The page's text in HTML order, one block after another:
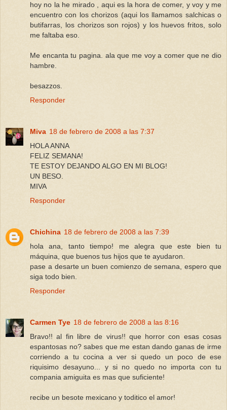
hoy no la he mirado , aqui es la hora de comer, y voy y me
encuentro con los chorizos (aqui los llamamos salchicas o
butifarras, los chorizos son rojos) y los huevos fritos, solo
me faltaba eso.
Me encanta tu pagina. ala que me voy a comer que ne dio
hambre.
besazzos.
Responder
Miva 18 de febrero de 2008 a las 7:37
HOLA ANNA
FELIZ SEMANA!
TE ESTOY DEJANDO ALGO EN MI BLOG!
UN BESO.
MIVA
Responder
Chichina 18 de febrero de 2008 a las 7:39
hola ana, tanto tiempo! me alegra que este bien tu
máquina, que buenos tus hijos que te ayudaron.
pase a desarte un buen comienzo de semana, espero que
siga todo bien.
Responder
Carmen Tye 18 de febrero de 2008 a las 8:16
Bravo!! al fin libre de virus!! que horror con esas cosas
espantosas no? sabes que me estan dando ganas de irme
corriendo a tu cocina a ver si quedo un poco de ese
riquisimo desayuno... y si no quedo no importa con tu
compania amiguita es mas que suficiente!
recibe un besote mexicano y toditico el amor!